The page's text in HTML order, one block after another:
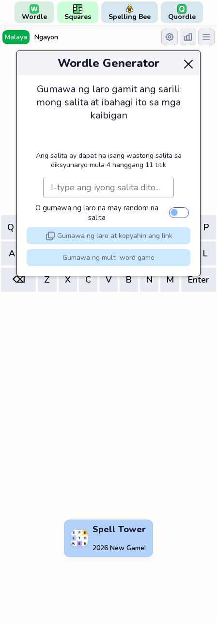
Wordle Squares Spelling Bee Quordle
Malaya Ngayon
Q W E R T Y U I O P
A D F G H L
⌫ Z X C V B N M Enter
Wordle Generator
Gumawa ng laro gamit ang sarili
mong salita at ibahagi ito sa mga
kaibigan
Ang salita ay dapat na isang wastong salita sa
diksyunaryo mula 4 hanggang 11 titik
O gumawa ng laro na may random na
salita
Gumawa ng laro at kopyahin ang link
Gumawa ng multi-word game
Spell Tower
2026 New Game!